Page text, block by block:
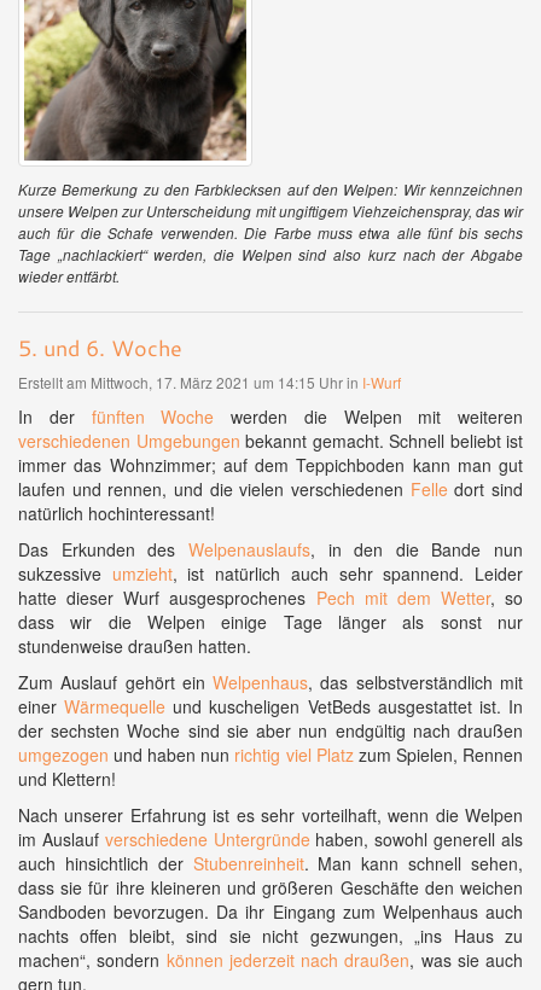
Kurze Bemerkung zu den Farbklecksen auf den Welpen: Wir kennzeichnen
unsere Welpen zur Unterscheidung mit ungiftigem Viehzeichenspray, das wir
auch für die Schafe verwenden. Die Farbe muss etwa alle fünf bis sechs
Tage „nachlackiert“ werden, die Welpen sind also kurz nach der Abgabe
wieder entfärbt.
5. und 6. Woche
Erstellt am Mittwoch, 17. März 2021 um 14:15 Uhr in I-Wurf
In der fünften Woche werden die Welpen mit weiteren
verschiedenen Umgebungen bekannt gemacht. Schnell beliebt ist
immer das Wohnzimmer; auf dem Teppichboden kann man gut
laufen und rennen, und die vielen verschiedenen Felledort sind
natürlich hochinteressant!
Das Erkunden des Welpenauslaufs, in den die Bande nun
sukzessive umzieht, ist natürlich auch sehr spannend. Leider
hatte dieser Wurf ausgesprochenes Pech mit dem Wetter, so
dass wir die Welpen einige Tage länger als sonst nur
stundenweise draußen hatten.
Zum Auslauf gehört einWelpenhaus, das selbstverständlich mit
einerWärmequelle und kuscheligen VetBeds ausgestattet ist. In
der sechsten Woche sind sie aber nun endgültig nach draußen
umgezogen und haben nun richtig viel Platzzum Spielen, Rennen
und Klettern!
Nach unserer Erfahrung ist es sehr vorteilhaft, wenn die Welpen
im Auslauf verschiedene Untergründehaben, sowohl generell als
auch hinsichtlich der Stubenreinheit. Man kann schnell sehen,
dass sie für ihre kleineren und größeren Geschäfte den weichen
Sandboden bevorzugen. Da ihr Eingang zum Welpenhaus auch
nachts offen bleibt, sind sie nicht gezwungen, „ins Haus zu
machen“, sondern können jederzeit nach draußen, was sie auch
gern tun.